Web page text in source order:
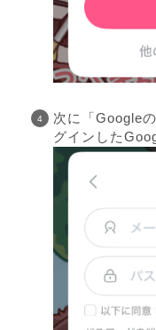
次に「Google
グインした